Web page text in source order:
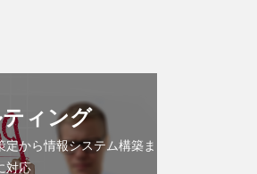
ィング
から情報システム構築ま
対応